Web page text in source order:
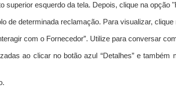
esquerdo da tela. Depois, clique na opção
de determinada reclamação. Para visualizar,
com o Fornecedor”. Utilize para conversar
ao clicar no botão azul “Detalhes” e também